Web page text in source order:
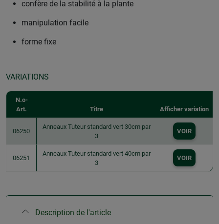
confère de la stabilité à la plante
manipulation facile
forme fixe
VARIATIONS
N.o-
Art.
Titre Afficher variation
06250
Anneaux Tuteur standard vert 30cm par
3
VOIR
06251
Anneaux Tuteur standard vert 40cm par
3
VOIR
Description de l'article